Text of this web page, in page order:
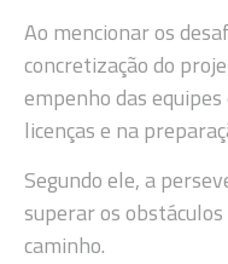
Ao mencionar os
concretização do
empenho das
licenças e na
Segundo ele, a
superar os
caminho.